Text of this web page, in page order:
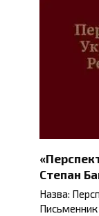
Степан
Назва:
Письменник